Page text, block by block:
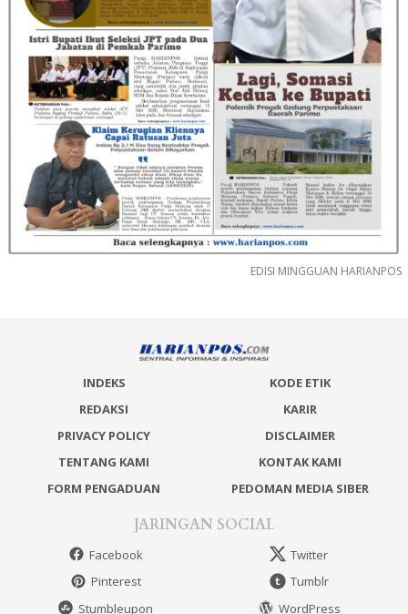
EDISI MINGGUAN HARIANPOS
INDEKS
KODE ETIK
REDAKSI
KARIR
PRIVACY POLICY
DISCLAIMER
TENTANG KAMI
KONTAK KAMI
FORM PENGADUAN
PEDOMAN MEDIA SIBER
JARINGAN SOCIAL
Facebook
Twitter
Pinterest
Tumblr
Stumbleupon
WordPress